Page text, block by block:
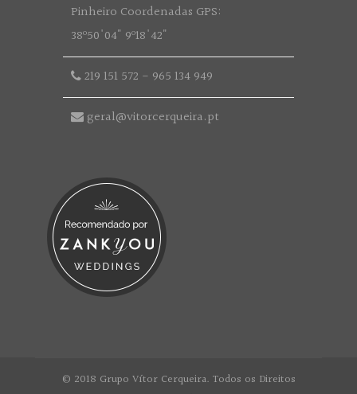
Pinheiro Coordenadas GPS:
38º50'04" 9º18'42"
219 151 572 - 965 134 949
geral@vitorcerqueira.pt
© 2018 Grupo Vítor Cerqueira. Todos os Direitos